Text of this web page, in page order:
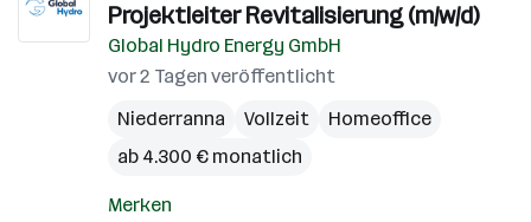
Projektleiter Revitalisierung (m/w/d)
Global Hydro Energy GmbH
vor 2 Tagen veröffentlicht
Niederranna
Vollzeit
Homeoffice
ab 4.300 € monatlich
Merken